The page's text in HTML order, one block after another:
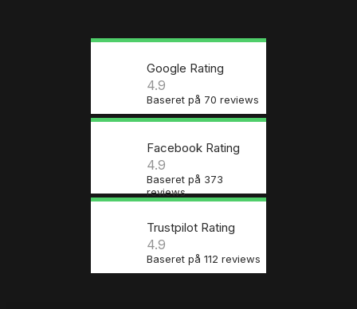
Google Rating
4.9
Baseret på 70 reviews
Facebook Rating
4.9
Baseret på 373
reviews
Trustpilot Rating
4.9
Baseret på 112 reviews